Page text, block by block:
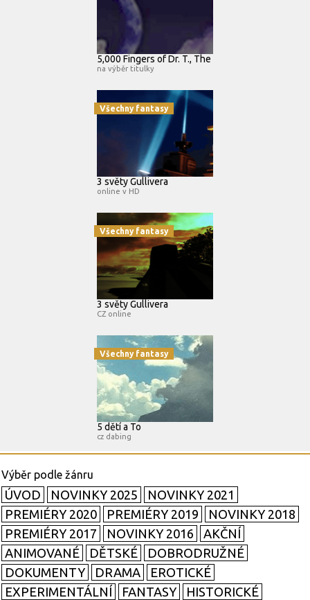
5,000 Fingers of Dr. T., The
na výběr titulky
Všechny fantasy
3 světy Gullivera
online v HD
Všechny fantasy
3 světy Gullivera
CZ online
Všechny fantasy
5 dětí a To
cz dabing
ÚVOD NOVINKY 2025
NOVINKY 2021
PREMIÉRY 2020
PREMIÉRY 2019
NOVINKY 2018
PREMIÉRY 2017
NOVINKY 2016
AKČNÍ
ANIMOVANÉ
DĚTSKÉ
DOBRODRUŽNÉ
DOKUMENTY
DRAMA
EROTICKÉ
EXPERIMENTÁLNÍ
FANTASY
HISTORICKÉ